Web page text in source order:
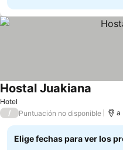
Hotel
Hostal Juakiana
/ Puntuación no disponible a
Elige fechas para ver los